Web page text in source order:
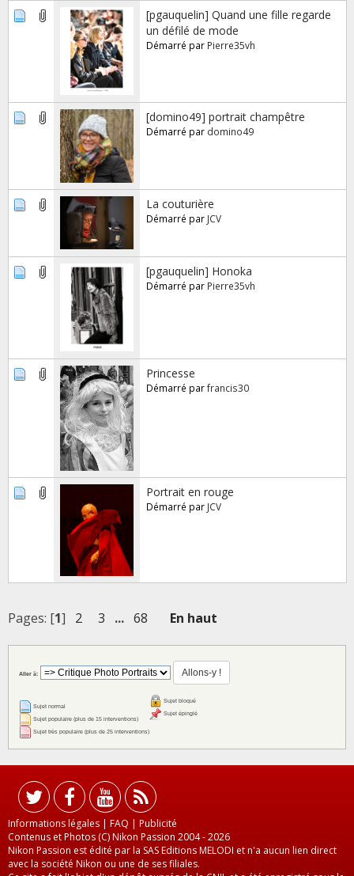
[pgauquelin] Quand une fille regarde
un défilé de mode
Démarré par Pierre35vh
[domino49] portrait champêtre
Démarré par domino49
La couturière
Démarré par JCV
[pgauquelin] Honoka
Démarré par Pierre35vh
Princesse
Démarré parfrancis30
Portrait en rouge
Démarré par JCV
Pages: [1] 2 3 ... 68 En haut
Aller à:
Sujet normal
Sujet populaire (plus de 15 interventions)
Sujet très populaire (plus de 25 interventions)
Sujet bloqué
Sujet épinglé
Informations légales | FAQ | Publicité
Contenus et Photos (C) Nikon Passion 2004 - 2026
Nikon Passion est édité par la SAS Editions MELODI et n'a aucun lien direct
avec la société Nikon ou une de ses filiales.